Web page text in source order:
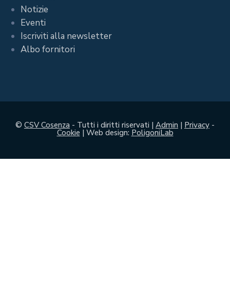
Notizie
Eventi
Iscriviti alla newsletter
Albo fornitori
© CSV Cosenza - Tutti i diritti riservati | Admin | Privacy -
Cookie | Web design: PoligoniLab